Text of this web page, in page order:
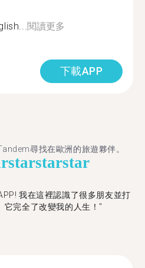
閱讀更多
下載APP
尋找在歐洲的旅遊夥伴。
starstarstar
我在這裡認識了很多朋友並打
它完全了改變我的人生！"